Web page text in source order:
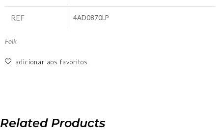
REF 4AD0870LP
Folk
adicionar aos favoritos
Related Products